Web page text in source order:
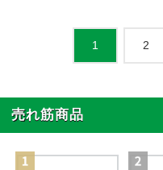
1 2
売れ筋商品